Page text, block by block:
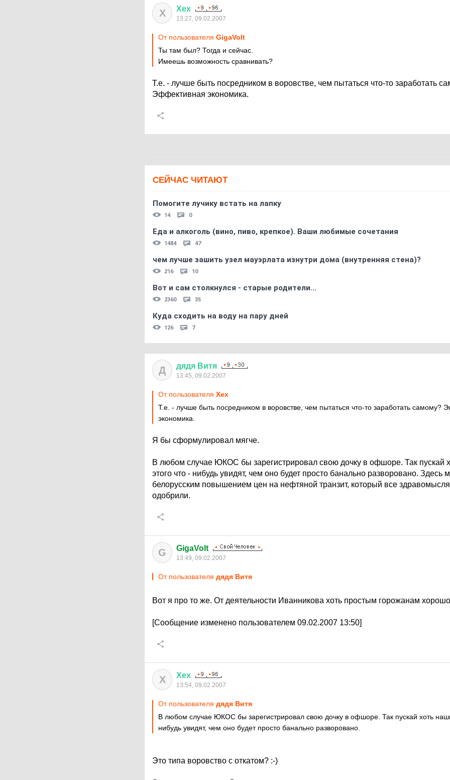
Х Хех
13:27, 09.02.2007
От пользователя GigaVolt
Ты там был? Тогда и сейчас.
Имеешь возможность сравнивать?
Т.е. - лучше быть посредником в воровстве, чем пытаться что-то заработать
Эффективная экономика.
СЕЙЧАС ЧИТАЮТ
Помогите лучику встать на лапку
14 0
Еда и алкоголь (вино, пиво, крепкое). Ваши любимые сочетания
1484 47
чем лучше зашить узел мауэрлата изнутри дома (внутренняя стена)?
216 10
Вот и сам столкнулся - старые родители...
2360 35
Куда сходить на воду на пару дней
126 7
Д дядя Витя
13:45, 09.02.2007
От пользователя Хех
Т.е. - лучше быть посредником в воровстве, чем пытаться что-то заработать самому?
экономика.
Я бы сформулировал мягче.
В любом случае ЮКОС бы зарегистрировал свою дочку в офшоре. Так пускай
этого что - нибудь увидят, чем оно будет просто банально разворовано. Здесь
белорусским повышением цен на нефтяной транзит, который все
одобрили.
G GigaVolt
13:49, 09.02.2007
От пользователя дядя Витя
Вот я про то же. От деятельности Иванникова хоть простым горожанам
[Сообщение изменено пользователем 09.02.2007 13:50]
Х Хех
13:54, 09.02.2007
От пользователя дядя Витя
В любом случае ЮКОС бы зарегистрировал свою дочку в офшоре. Так пускай хоть
нибудь увидят, чем оно будет просто банально разворовано.
Это типа воровство с откатом? :-)